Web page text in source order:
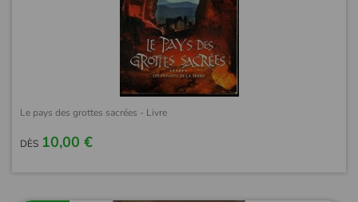
Le pays des grottes sacrées - Livre
DÈS 10,00 €